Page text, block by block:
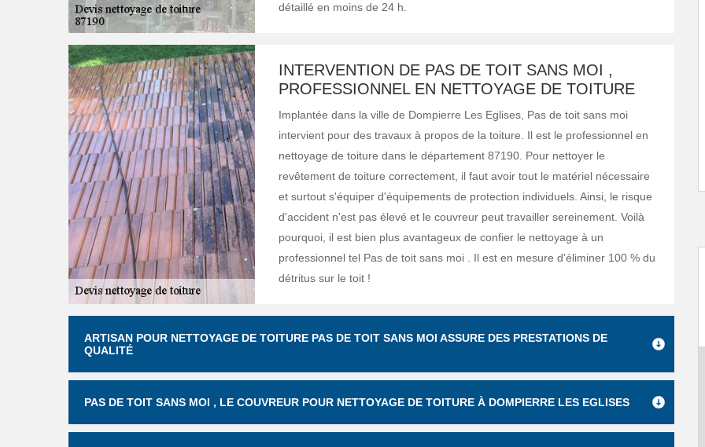
détaillé en moins de 24 h.
INTERVENTION DE PAS DE TOIT SANS MOI ,
PROFESSIONNEL EN NETTOYAGE DE TOITURE
Implantée dans la ville de Dompierre Les Eglises, Pas de toit sans moi
intervient pour des travaux à propos de la toiture. Il est le professionnel en
nettoyage de toiture dans le département 87190. Pour nettoyer le
revêtement de toiture correctement, il faut avoir tout le matériel nécessaire
et surtout s'équiper d'équipements de protection individuels. Ainsi, le risque
d'accident n'est pas élevé et le couvreur peut travailler sereinement. Voilà
pourquoi, il est bien plus avantageux de confier le nettoyage à un
professionnel tel Pas de toit sans moi . Il est en mesure d'éliminer 100 % du
détritus sur le toit !
ARTISAN POUR NETTOYAGE DE TOITURE PAS DE TOIT SANS MOI ASSURE DES PRESTATIONS DE
QUALITÉ
PAS DE TOIT SANS MOI , LE COUVREUR POUR NETTOYAGE DE TOITURE À DOMPIERRE LES EGLISES